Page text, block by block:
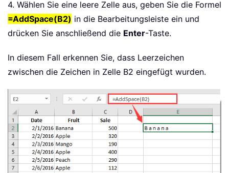
4. Wählen Sie eine leere Zelle aus, geben Sie die Formel
=AddSpace(B2) in die Bearbeitungsleiste ein und
drücken Sie anschließend die Enter-Taste.
In diesem Fall erkennen Sie, dass Leerzeichen
zwischen die Zeichen in Zelle B2 eingefügt wurden.